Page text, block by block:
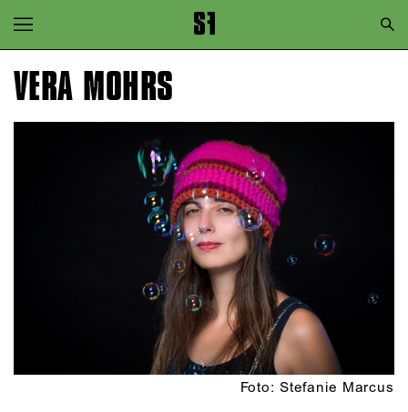
Zur Hauptnavigation springen
Zum Hauptinhalt springen
VERA MOHRS
Foto: Stefanie Marcus